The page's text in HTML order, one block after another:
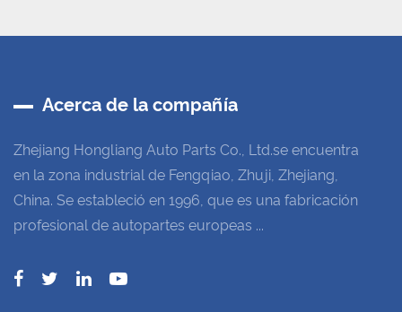
Acerca de la compañía
Zhejiang Hongliang Auto Parts Co., Ltd.se encuentra
en la zona industrial de Fengqiao, Zhuji, Zhejiang,
China. Se estableció en 1996, que es una fabricación
profesional de autopartes europeas ...